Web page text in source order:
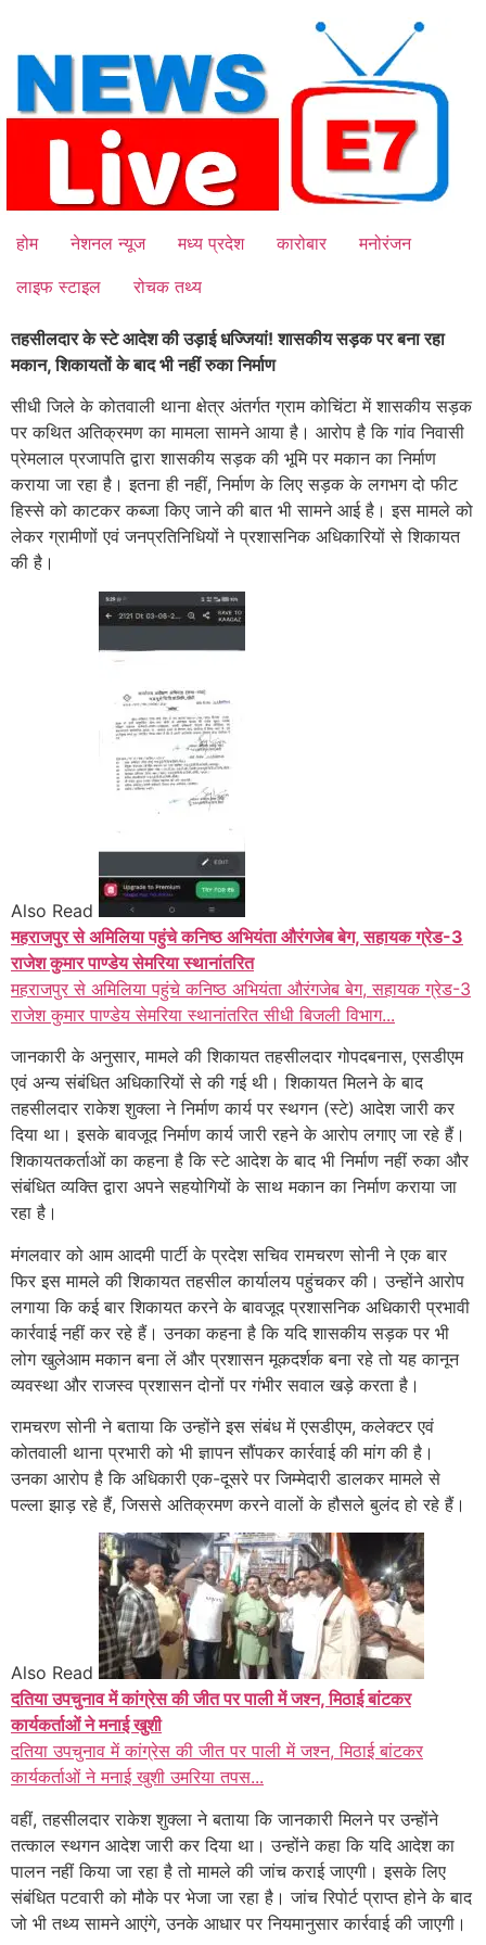
content
होम नेशनल न्यूज मध्य प्रदेश कारोबार
मनोरंजन
लाइफ स्टाइल
रोचक तथ्य
तहसीलदार के स्टे आदेश की उड़ाई धज्जियां! शासकीय सड़क पर बना रहा
मकान, शिकायतों के बाद भी नहीं रुका निर्माण
सीधी जिले के कोतवाली थाना क्षेत्र अंतर्गत ग्राम कोचिंटा में शासकीय सड़क
पर कथित अतिक्रमण का मामला सामने आया है। आरोप है कि गांव निवासी
प्रेमलाल प्रजापति द्वारा शासकीय सड़क की भूमि पर मकान का निर्माण
कराया जा रहा है। इतना ही नहीं, निर्माण के लिए सड़क के लगभग दो फीट
हिस्से को काटकर कब्जा किए जाने की बात भी सामने आई है। इस मामले को
लेकर ग्रामीणों एवं जनप्रतिनिधियों ने प्रशासनिक अधिकारियों से शिकायत
की है।
Also Read
महराजपुर से अमिलिया पहुंचे कनिष्ठ अभियंता औरंगजेब बेग, सहायक ग्रेड-3
राजेश कुमार पाण्डेय सेमरिया स्थानांतरित
महराजपुर से अमिलिया पहुंचे कनिष्ठ अभियंता औरंगजेब बेग, सहायक ग्रेड-3
राजेश कुमार पाण्डेय सेमरिया स्थानांतरित सीधी बिजली विभाग...
जानकारी के अनुसार, मामले की शिकायत तहसीलदार गोपदबनास, एसडीएम
एवं अन्य संबंधित अधिकारियों से की गई थी। शिकायत मिलने के बाद
तहसीलदार राकेश शुक्ला ने निर्माण कार्य पर स्थगन (स्टे) आदेश जारी कर
दिया था। इसके बावजूद निर्माण कार्य जारी रहने के आरोप लगाए जा रहे हैं।
शिकायतकर्ताओं का कहना है कि स्टे आदेश के बाद भी निर्माण नहीं रुका और
संबंधित व्यक्ति द्वारा अपने सहयोगियों के साथ मकान का निर्माण कराया जा
रहा है।
मंगलवार को आम आदमी पार्टी के प्रदेश सचिव रामचरण सोनी ने एक बार
फिर इस मामले की शिकायत तहसील कार्यालय पहुंचकर की। उन्होंने आरोप
लगाया कि कई बार शिकायत करने के बावजूद प्रशासनिक अधिकारी प्रभावी
कार्रवाई नहीं कर रहे हैं। उनका कहना है कि यदि शासकीय सड़क पर भी
लोग खुलेआम मकान बना लें और प्रशासन मूकदर्शक बना रहे तो यह कानून
व्यवस्था और राजस्व प्रशासन दोनों पर गंभीर सवाल खड़े करता है।
रामचरण सोनी ने बताया कि उन्होंने इस संबंध में एसडीएम, कलेक्टर एवं
कोतवाली थाना प्रभारी को भी ज्ञापन सौंपकर कार्रवाई की मांग की है।
उनका आरोप है कि अधिकारी एक-दूसरे पर जिम्मेदारी डालकर मामले से
पल्ला झाड़ रहे हैं, जिससे अतिक्रमण करने वालों के हौसले बुलंद हो रहे हैं।
Also Read
दतिया उपचुनाव में कांग्रेस की जीत पर पाली में जश्न, मिठाई बांटकर
कार्यकर्ताओं ने मनाई खुशी
दतिया उपचुनाव में कांग्रेस की जीत पर पाली में जश्न, मिठाई बांटकर
कार्यकर्ताओं ने मनाई खुशी उमरिया तपस...
वहीं, तहसीलदार राकेश शुक्ला ने बताया कि जानकारी मिलने पर उन्होंने
तत्काल स्थगन आदेश जारी कर दिया था। उन्होंने कहा कि यदि आदेश का
पालन नहीं किया जा रहा है तो मामले की जांच कराई जाएगी। इसके लिए
संबंधित पटवारी को मौके पर भेजा जा रहा है। जांच रिपोर्ट प्राप्त होने के बाद
जो भी तथ्य सामने आएंगे, उनके आधार पर नियमानुसार कार्रवाई की जाएगी।